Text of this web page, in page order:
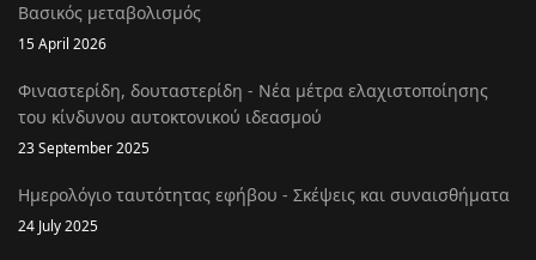
Βασικός μεταβολισμός
15 April 2026
Φιναστερίδη, δουταστερίδη - Νέα μέτρα ελαχιστοποίησης
του κίνδυνου αυτοκτονικού ιδεασμού
23 September 2025
Ημερολόγιο ταυτότητας εφήβου - Σκέψεις και συναισθήματα
24 July 2025